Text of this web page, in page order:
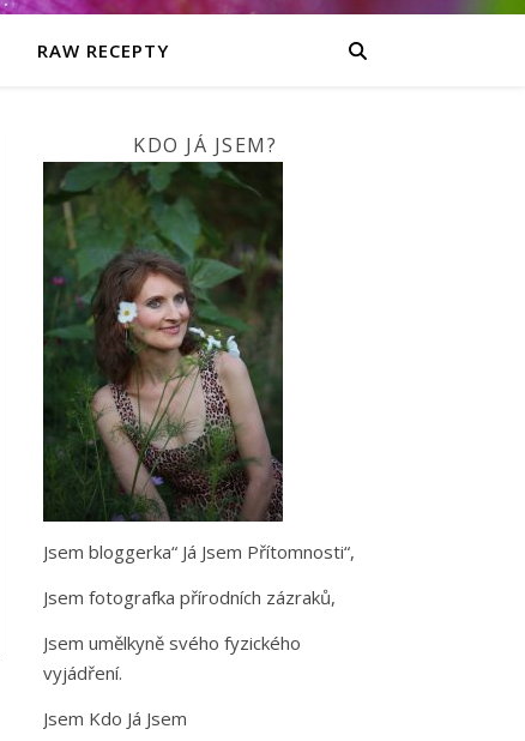
RAW RECEPTY
KDO JÁ JSEM?
Jsem bloggerka“ Já Jsem Přítomnosti“,
Jsem fotografka přírodních zázraků,
Jsem umělkyně svého fyzického
vyjádření.
Jsem Kdo Já Jsem